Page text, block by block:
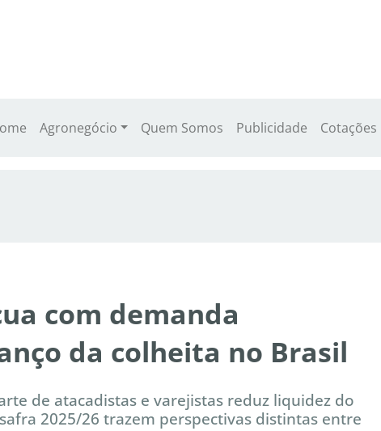
Agronegócio Quem Somos Publicidade Cotações
com demanda
da colheita no Brasil
de atacadistas e varejistas reduz liquidez do
2025/26 trazem perspectivas distintas entre